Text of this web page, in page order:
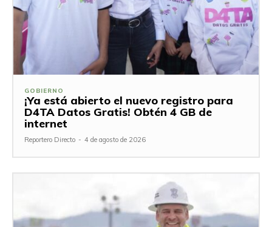
GOBIERNO
¡Ya está abierto el nuevo registro para
D4TA Datos Gratis! Obtén 4 GB de
internet
Reportero Directo - 4 de agosto de 2026